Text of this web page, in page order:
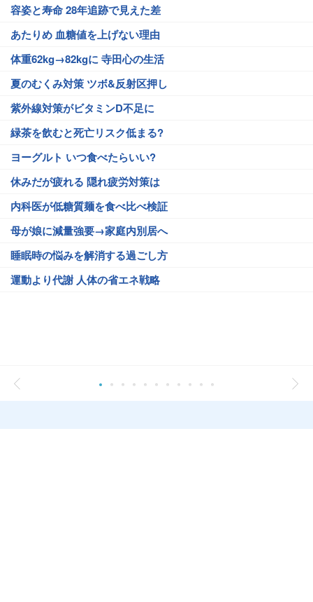
容姿と寿命 28年追跡で見えた差
あたりめ 血糖値を上げない理由
体重62kg→82kgに 寺田心の生活
夏のむくみ対策 ツボ&反射区押し
紫外線対策がビタミンD不足に
緑茶を飲むと死亡リスク低まる?
ヨーグルト いつ食べたらいい?
休みだが疲れる 隠れ疲労対策は
内科医が低糖質麺を食べ比べ検証
母が娘に減量強要→家庭内別居へ
睡眠時の悩みを解消する過ごし方
運動より代謝 人体の省エネ戦略